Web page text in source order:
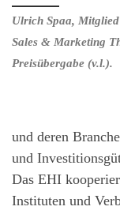
Ulrich Spaa,
Sales & Marketing
Preisübergabe (v.l.).
und deren
und
Das EHI
Instituten und